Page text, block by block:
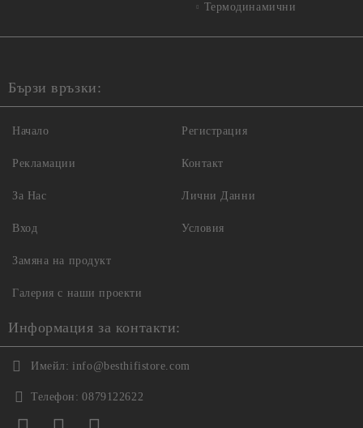
Термодинамични
Бързи връзки:
Начало
Рекламации
За Нас
Вход
Регистрация
Контакт
Лични Данни
Условия
Замяна на продукт
Галерия с наши проекти
Информация за контакти:
Имейл: info@besthifistore.com
Телефон: 0879122622